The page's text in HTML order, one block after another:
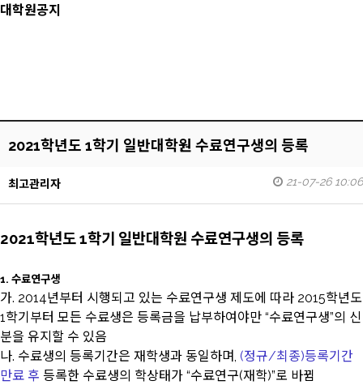
대학원공지
2021학년도 1학기 일반대학원 수료연구생의 등록
최고관리자 21-07-26 10:06
2021학년도 1학기 일반대학원 수료연구생의 등록
1. 수료연구생
가. 2014년부터 시행되고 있는 수료연구생 제도에 따라 2015학년도
1학기부터 모든 수료생은 등록금을 납부하여야만 “수료연구생”의 신
분을 유지할 수 있음
나. 수료생의 등록기간은 재학생과 동일하며, (정규/최종)등록기간
만료 후 등록한 수료생의 학상태가 “수료연구(재학)”로 바뀜